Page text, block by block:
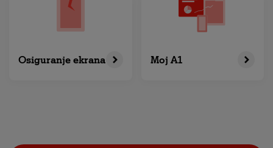
Osiguranje ekrana Moj A1